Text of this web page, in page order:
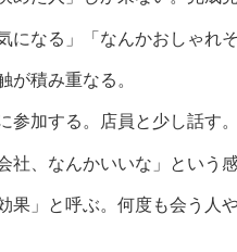
になる」「なんかおしゃれ
が積み重なる。
加する。店員と少し話す。
社、なんかいいな」という
果」と呼ぶ。何度も会う